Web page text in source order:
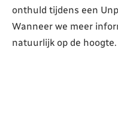
onthuld tijdens een
Wanneer we meer
natuurlijk op de hoogte.